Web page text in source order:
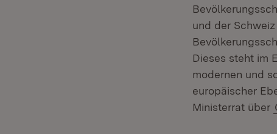
und der
Dieses steht im
modernen und
europäischer
Ministerrat über